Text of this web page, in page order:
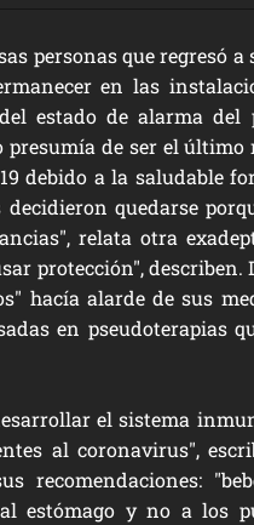
personas que regresó a
en las
estado de alarma del
presumía de ser el último
debido a la saludable
quedarse
relata otra
protección", describen.
hacía alarde de sus
en pseudoterapias
el sistema
al coronavirus",
recomendaciones:
estómago y no a los